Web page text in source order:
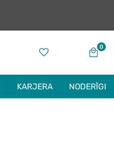
0
KARJERA NODERĪGI